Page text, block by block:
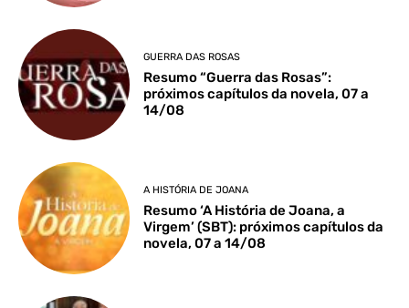
GUERRA DAS ROSAS
Resumo “Guerra das Rosas”:
próximos capítulos da novela, 07 a
14/08
A HISTÓRIA DE JOANA
Resumo ‘A História de Joana, a
Virgem’ (SBT): próximos capítulos da
novela, 07 a 14/08